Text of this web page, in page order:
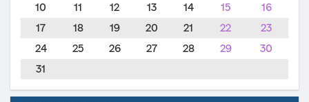
10
11 12 13 14 15
16
17
18 19 20 21 22
23
24
25 26 27 28 29
30
31